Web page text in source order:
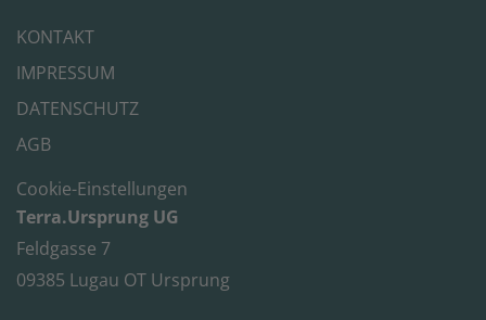
KONTAKT
IMPRESSUM
DATENSCHUTZ
AGB
Cookie-Einstellungen
Terra.Ursprung UG
Feldgasse 7
09385 Lugau OT Ursprung